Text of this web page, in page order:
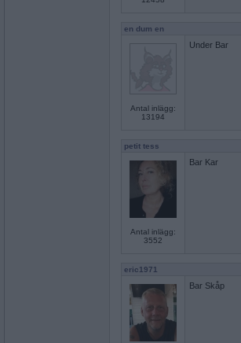
en dum en
Antal inlägg:
13194
Under Bar
petit tess
Antal inlägg:
3552
Bar Kar
eric1971
Bar Skåp